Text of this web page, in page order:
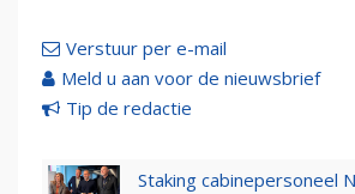
Verstuur per e-mail
Meld u aan voor de nieuwsbrief
Tip de redactie
Staking cabinepersoneel